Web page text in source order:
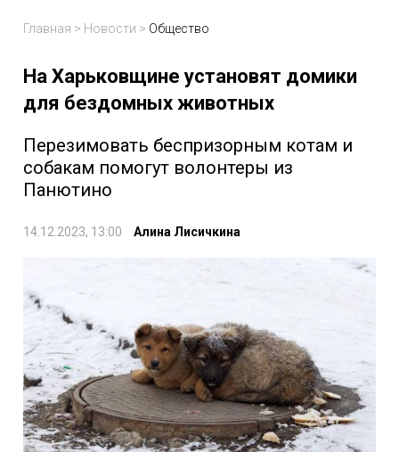
Главная > Новости > Общество
На Харьковщине установят домики
для бездомных животных
Перезимовать беспризорным котам и
собакам помогут волонтеры из
Панютино
14.12.2023, 13:00 Алина Лисичкина